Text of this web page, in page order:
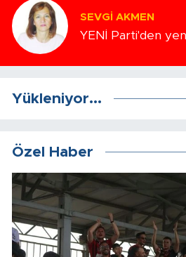
SEVGI AKMEN
YENİ Parti'den
Yükleniyor...
Özel Haber